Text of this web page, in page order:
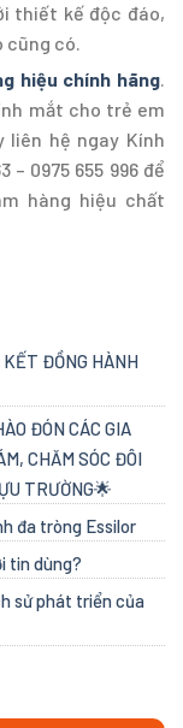
thiết kế độc đáo,
cũng có.
hiệu chính hãng.
mắt cho trẻ em
liên hệ ngay Kính
– 0975 655 996 để
hàng hiệu chất
ĐỒNG HÀNH
ĐÓN CÁC GIA
CHĂM SÓC ĐÔI
TRƯỜNG🌟
đa tròng Essilor
tin dùng?
sử phát triển của